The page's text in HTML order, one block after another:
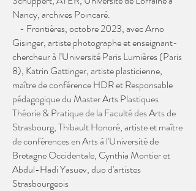
Nancy, archives Poincaré.
- Frontières, octobre 2023, avec Arno
Gisinger, artiste photographe et enseignant-
chercheur à l’Université Paris Lumières (Paris
8), Katrin Gattinger, artiste plasticienne,
maître de conférence HDR et Responsable
pédagogique du Master Arts Plastiques
Théorie & Pratique de la Faculté des Arts de
Strasbourg, Thibault Honoré, artiste et maître
de conférences en Arts à l'Université de
Bretagne Occidentale, Cynthia Montier et
Abdul-Hadi Yasuev, duo d'artistes
Strasbourgeois